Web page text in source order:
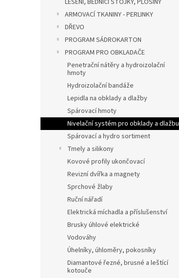
LEŠENÍ, BEDNÍCÍ STOJKY, PLOŠINY
ARMOVACÍ TKANINY - PERLINKY
DŘEVO
PROGRAM SÁDROKARTON
PROGRAM PRO OBKLADAČE
Penetrační nátěry a hydroizolační
hmoty
Hydroizolační bandáže
Lepidla na obklady a dlažby
Spárovací hmoty
Nivelační systém pro obklady a dlažbu
Spárovací a hydro sortiment
Tmely a silikony
Kovové profily ukončovací
Revizní dvířka a magnety
Sprchové žlaby
Ruční nářadí
Elektrická míchadla a příslušenství
Brusky úhlové elektrické
Vodováhy
Úhelníky, úhloměry, pokosníky
Diamantové řezné, brusné a leštící
kotouče